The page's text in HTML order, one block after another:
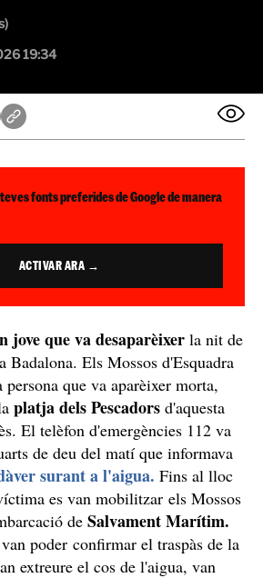
19:34
fonts preferides de Google de manera
ACTIVAR ARA →
jove que va desaparèixer la nit de
Badalona. Els Mossos d'Esquadra
que va aparèixer morta,
platja dels Pescadors d'aquesta
El telèfon d'emergències 112 va
de deu del matí que informava
surant a l'aigua. Fins al lloc
es van mobilitzar els Mossos
de Salvament Marítim.
poder confirmar el traspàs de la
extreure el cos de l'aigua, van